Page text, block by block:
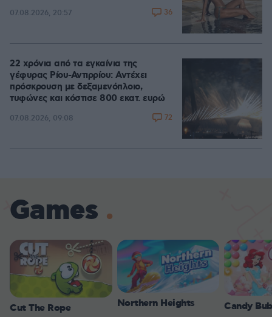
07.08.2026, 20:57 36
22 χρόνια από τα εγκαίνια της
γέφυρας Ρίου-Αντιρρίου: Αντέχει
πρόσκρουση με δεξαμενόπλοιο,
τυφώνες και κόστισε 800 εκατ. ευρώ
07.08.2026, 09:08 72
Games
Cut The Rope Northern Heights Candy